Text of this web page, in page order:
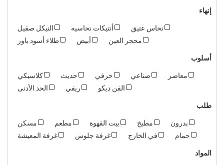
إنهاء
النيكل صقيل أنتيكات نحاسيه
نحاس عتيق
طلاء أسود باور
أبيض محجر العين
أسلوب
كلاسيكي حديث حرفي صناعي
معاصر
الحد الأدنى
ريفي الفن ديكو
طلب
مسكن مطعم بيت القهوة مطبخ
بدرون
غرفة المعيشة
غرفة جلوس في الخارج حمام
المواد